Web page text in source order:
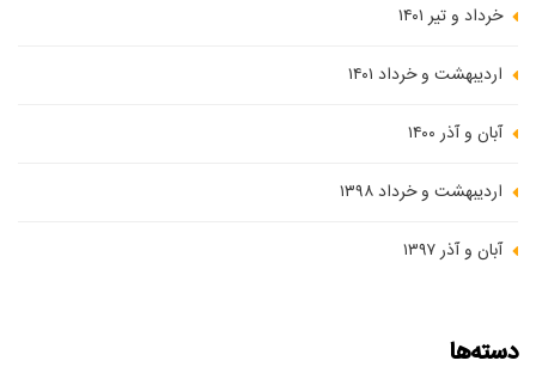
خرداد و تیر ۱۴۰۱
اردیبهشت و خرداد ۱۴۰۱
آبان و آذر ۱۴۰۰
اردیبهشت و خرداد ۱۳۹۸
آبان و آذر ۱۳۹۷
دسته‌ها